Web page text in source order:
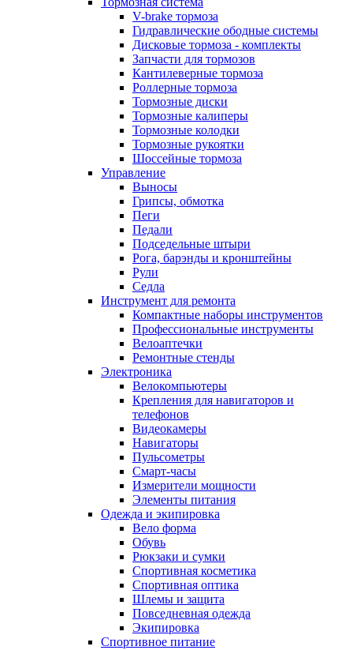
V-brake тормоза
Гидравлические ободные системы
Дисковые тормоза - комплекты
Запчасти для тормозов
Кантилеверные тормоза
Роллерные тормоза
Тормозные диски
Тормозные калиперы
Тормозные колодки
Тормозные рукоятки
Шоссейные тормоза
Управление
Выносы
Грипсы, обмотка
Пеги
Педали
Подседельные штыри
Рога, барэнды и кронштейны
Рули
Седла
Инструмент для ремонта
Компактные наборы инструментов
Профессиональные инструменты
Велоаптечки
Ремонтные стенды
Электроника
Велокомпьютеры
Крепления для навигаторов и
телефонов
Видеокамеры
Навигаторы
Пульсометры
Смарт-часы
Измерители мощности
Элементы питания
Одежда и экипировка
Вело форма
Обувь
Рюкзаки и сумки
Спортивная косметика
Спортивная оптика
Шлемы и защита
Повседневная одежда
Экипировка
Спортивное питание